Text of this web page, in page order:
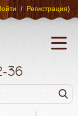
/Регистрация)
36